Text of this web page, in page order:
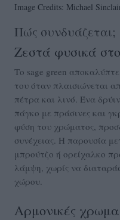
Image Credits: Michael
Πώς συνδυάζεται;
Ζεστά φυσικά
Το sage green
του όταν πλαισιώνεται
πέτρα και λινό. Ένα
πάγκο με πράσινες και
φύση του χρώματος,
συνέχειας. Η παρουσία
μπρούτζο ή ορείχαλκο
λάμψη, χωρίς να
χώρου.
Αρμονικές